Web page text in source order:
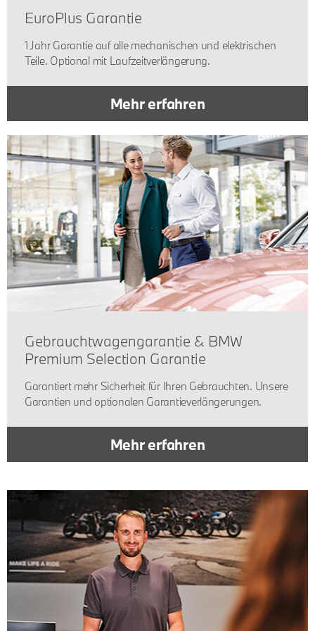
EuroPlus Garantie
1 Jahr Garantie auf alle mechanischen und elektrischen
Teile. Optional mit Laufzeitverlängerung.
Mehr erfahren
Gebrauchtwagengarantie & BMW
Premium Selection Garantie
Garantiert mehr Sicherheit für Ihren Gebrauchten. Unsere
Garantien und optionalen Garantieverlängerungen.
Mehr erfahren